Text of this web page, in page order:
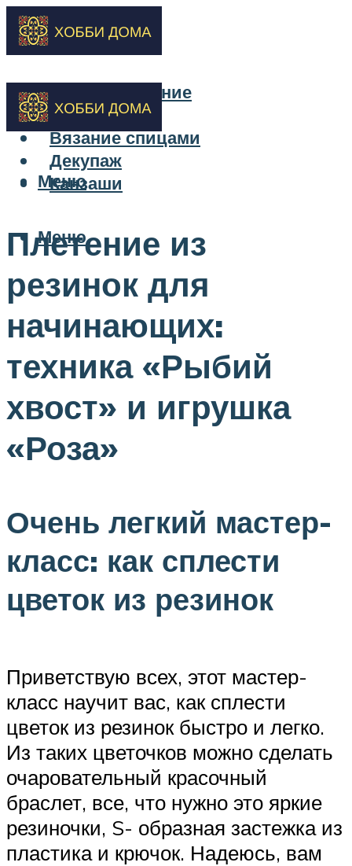
Бисероплетение
Вышивка
Вязание спицами
Декупаж
Канзаши
Меню
Меню
Плетение из
резинок для
начинающих:
техника «Рыбий
хвост» и игрушка
«Роза»
Очень легкий мастер-
класс: как сплести
цветок из резинок
Приветствую всех, этот мастер-
класс научит вас, как сплести
цветок из резинок быстро и легко.
Из таких цветочков можно сделать
очаровательный красочный
браслет, все, что нужно это яркие
резиночки, S- образная застежка из
пластика и крючок. Надеюсь, вам